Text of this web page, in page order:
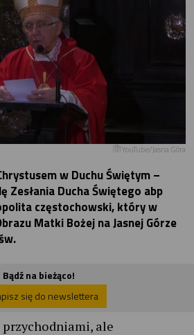
YouTube/Jasna Góra
w Duchu Świętym –
Zesłania Ducha Świętego abp
częstochowski, który w
Matki Bożej na Jasnej Górze
Bądź na bieżąco!
się do newslettera
przychodniami, ale